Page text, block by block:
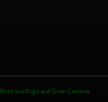
Boot ausflüge auf Gran Canaria